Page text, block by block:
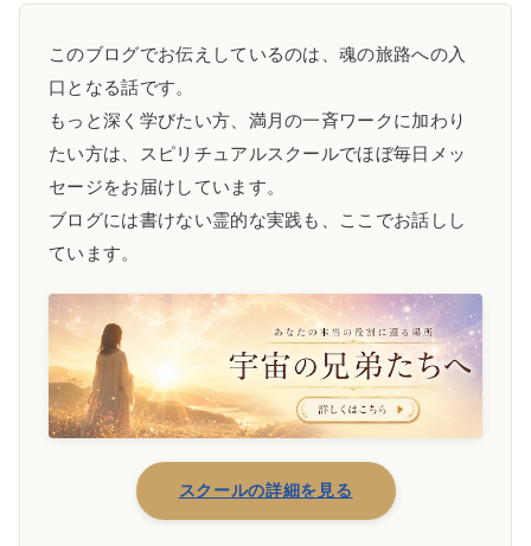
このブログでお伝えしているのは、魂の旅路への入
口となる話です。
もっと深く学びたい方、満月の一斉ワークに加わり
たい方は、スピリチュアルスクールでほぼ毎日メッ
セージをお届けしています。
ブログには書けない霊的な実践も、ここでお話しし
ています。
スクールの詳細を見る